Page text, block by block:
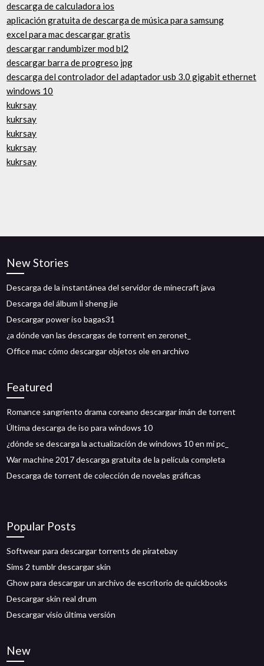
descarga de calculadora ios
aplicación gratuita de descarga de música para samsung
excel para mac descargar gratis
descargar randumbizer mod bl2
descargar barra de progreso jpg
descarga del controlador del adaptador usb 3.0 gigabit ethernet
windows 10
kukrsay
kukrsay
kukrsay
kukrsay
kukrsay
New Stories
Descarga de la instantánea del servidor de minecraft java
Descarga del álbum li sheng jie
Descargar power iso bagas31
¿a dónde van las descargas de torrent en zeronet_
Office mac cómo descargar objetos ole en archivo
Featured
Romance sangriento drama coreano descargar imán de torrent
Última descarga de iso para windows 10
¿dónde se descarga la actualización de windows 10 en mi pc_
War machine 2017 descarga gratuita de la película completa
Descarga de torrent de colección de novelas gráficas
Popular Posts
Softwear para descargar torrents de piratebay
Sims 2 tumblr descargar skin
Ghow para descargar un archivo de escritorio de quickbooks
Descargar skin real drum
Descargar visio última versión
New